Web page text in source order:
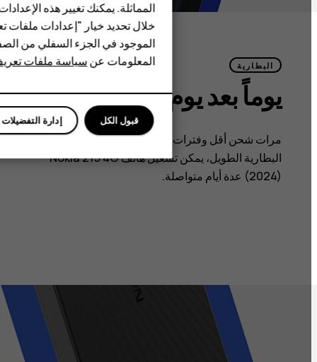
البطارية
يوماً بعد يوم
مرات شحن أقل وفترات تشغيل أطول. بفضل عمر
البطارية الطويل، يمكن تشغيل هاتف Nokia 215 4G
(2024) عدة أيام متواصلة.
المماثلة. يمكنك تغيير هذه
خلال تحديد خيار "إعدادات ملفات
الموجود في الجزء السفلي من
المعلومات عنسياسة ملفات تعريف
إدارة التفضيلات قبول الكل